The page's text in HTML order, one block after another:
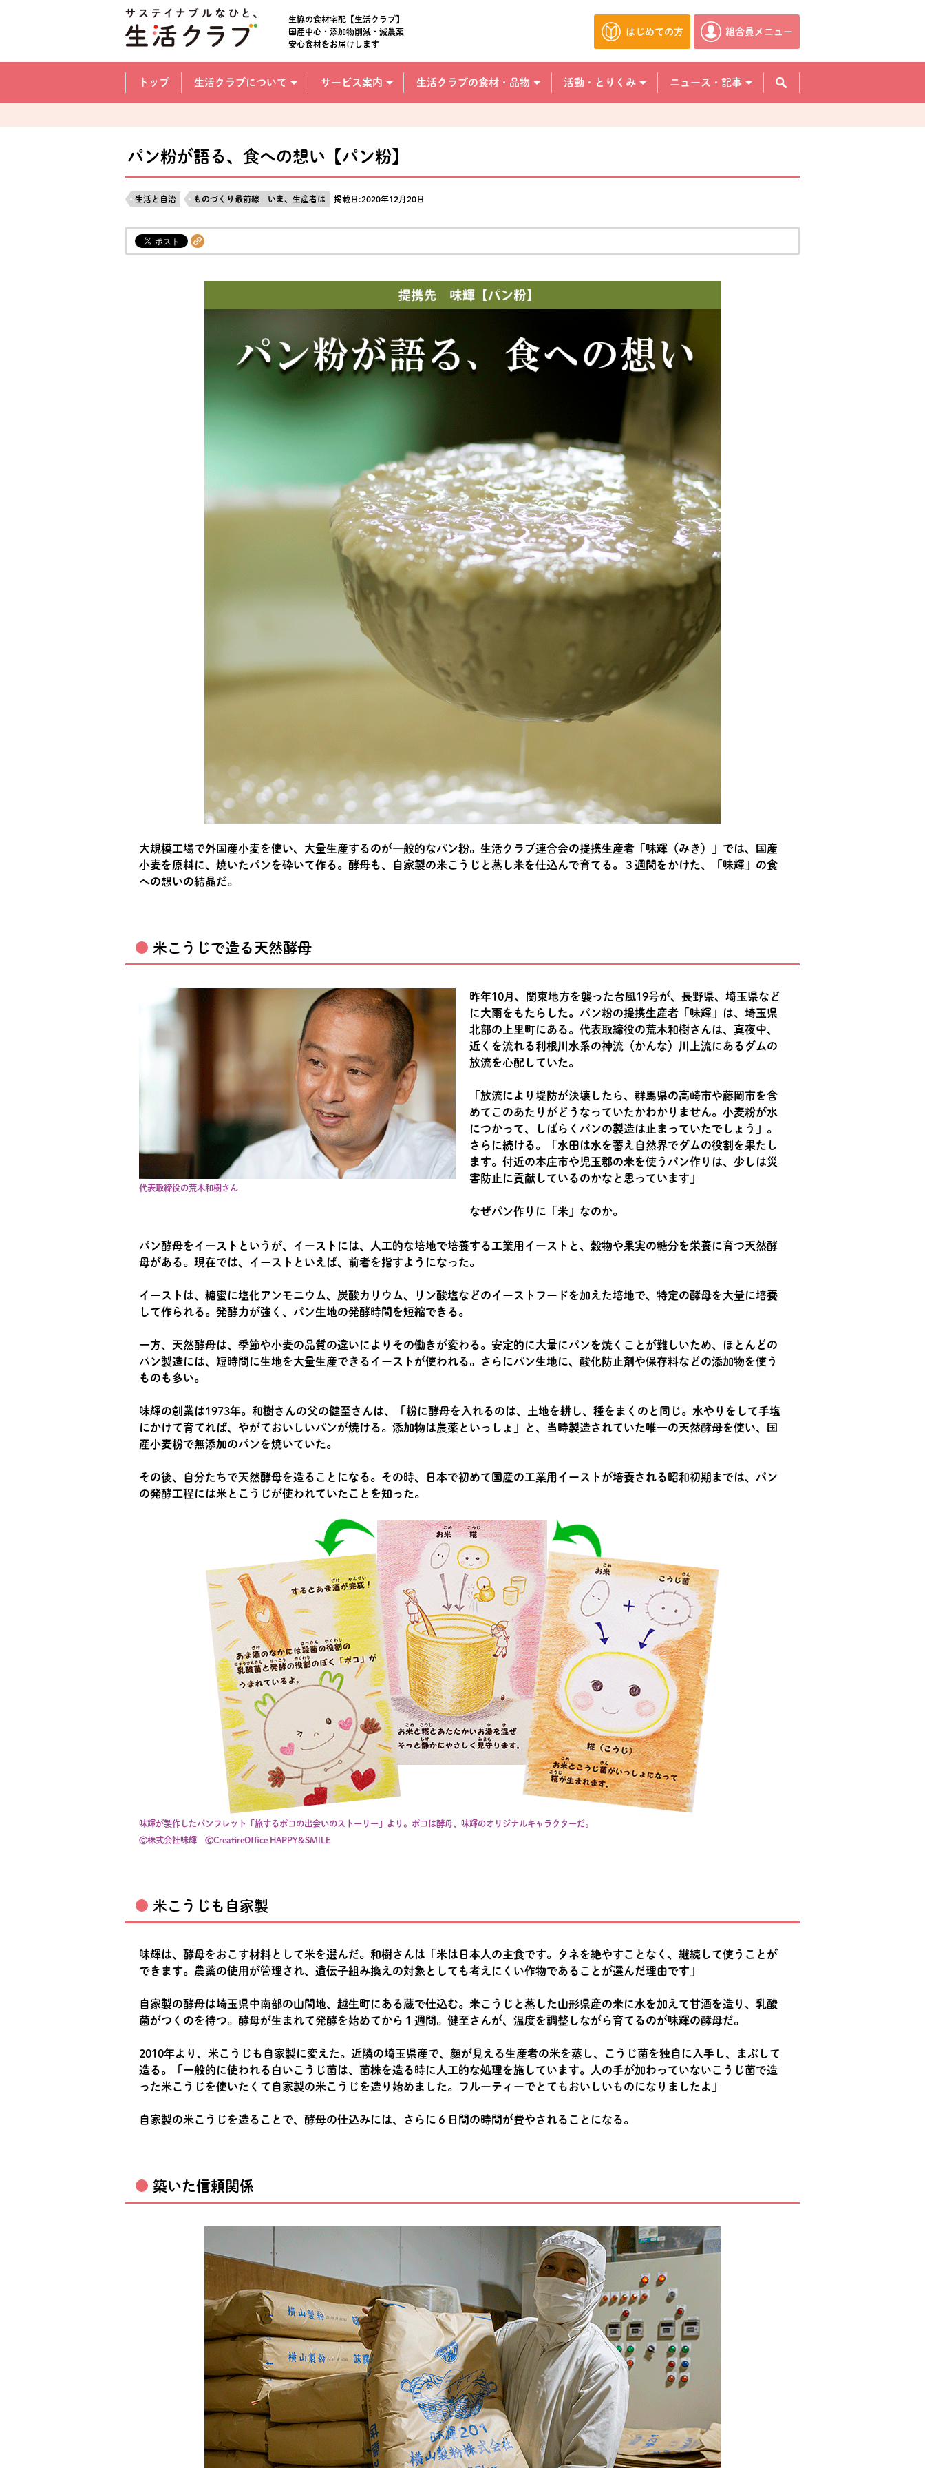
生協の食材宅配【生活クラブ】
国産中心・添加物削減・減農薬
安心食材をお届けします
はじめての方
別のウィンドウで開きます。
組合員メニュー
別のウィンドウで開きます。
ここからサイト内共通メニューです。
サイト内共通メニューをスキップする
トップ 生活クラブについて サービス案内 生活クラブの食材・品物 活動・とりくみ ニュース・記事
パン粉が語る、食への想い【パン粉】
生活と自治 ものづくり最前線 いま、生産者は 掲載日:2020年12月20日
大規模工場で外国産小麦を使い、大量生産するのが一般的なパン粉。生活クラブ連合会の提携生産者「味輝（みき）」では、国産
小麦を原料に、焼いたパンを砕いて作る。酵母も、自家製の米こうじと蒸し米を仕込んで育てる。３週間をかけた、「味輝」の食
への想いの結晶だ。
米こうじで造る天然酵母
代表取締役の荒木和樹さん
昨年10月、関東地方を襲った台風19号が、長野県、埼玉県など
に大雨をもたらした。パン粉の提携生産者「味輝」は、埼玉県
北部の上里町にある。代表取締役の荒木和樹さんは、真夜中、
近くを流れる利根川水系の神流（かんな）川上流にあるダムの
放流を心配していた。
「放流により堤防が決壊したら、群馬県の高崎市や藤岡市を含
めてこのあたりがどうなっていたかわかりません。小麦粉が水
につかって、しばらくパンの製造は止まっていたでしょう」。
さらに続ける。「水田は水を蓄え自然界でダムの役割を果たし
ます。付近の本庄市や児玉郡の米を使うパン作りは、少しは災
害防止に貢献しているのかなと思っています」
なぜパン作りに「米」なのか。
パン酵母をイーストというが、イーストには、人工的な培地で培養する工業用イーストと、穀物や果実の糖分を栄養に育つ天然酵
母がある。現在では、イーストといえば、前者を指すようになった。
イーストは、糖蜜に塩化アンモニウム、炭酸カリウム、リン酸塩などのイーストフードを加えた培地で、特定の酵母を大量に培養
して作られる。発酵力が強く、パン生地の発酵時間を短縮できる。
一方、天然酵母は、季節や小麦の品質の違いによりその働きが変わる。安定的に大量にパンを焼くことが難しいため、ほとんどの
パン製造には、短時間に生地を大量生産できるイーストが使われる。さらにパン生地に、酸化防止剤や保存料などの添加物を使う
ものも多い。
味輝の創業は1973年。和樹さんの父の健至さんは、「粉に酵母を入れるのは、土地を耕し、種をまくのと同じ。水やりをして手塩
にかけて育てれば、やがておいしいパンが焼ける。添加物は農薬といっしょ」と、当時製造されていた唯一の天然酵母を使い、国
産小麦粉で無添加のパンを焼いていた。
その後、自分たちで天然酵母を造ることになる。その時、日本で初めて国産の工業用イーストが培養される昭和初期までは、パン
の発酵工程には米とこうじが使われていたことを知った。
味輝が製作したパンフレット「旅するポコの出会いのストーリー」より。ポコは酵母、味輝のオリジナルキャラクターだ。
Ⓒ株式会社味輝 ⒸCreatireOffice HAPPY&SMILE
米こうじも自家製
味輝は、酵母をおこす材料として米を選んだ。和樹さんは「米は日本人の主食です。タネを絶やすことなく、継続して使うことが
できます。農薬の使用が管理され、遺伝子組み換えの対象としても考えにくい作物であることが選んだ理由です」
自家製の酵母は埼玉県中南部の山間地、越生町にある蔵で仕込む。米こうじと蒸した山形県産の米に水を加えて甘酒を造り、乳酸
菌がつくのを待つ。酵母が生まれて発酵を始めてから１週間。健至さんが、温度を調整しながら育てるのが味輝の酵母だ。
2010年より、米こうじも自家製に変えた。近隣の埼玉県産で、顔が見える生産者の米を蒸し、こうじ菌を独自に入手し、まぶして
造る。「一般的に使われる白いこうじ菌は、菌株を造る時に人工的な処理を施しています。人の手が加わっていないこうじ菌で造
った米こうじを使いたくて自家製の米こうじを造り始めました。フルーティーでとてもおいしいものになりましたよ」
自家製の米こうじを造ることで、酵母の仕込みには、さらに６日間の時間が費やされることになる。
築いた信頼関係